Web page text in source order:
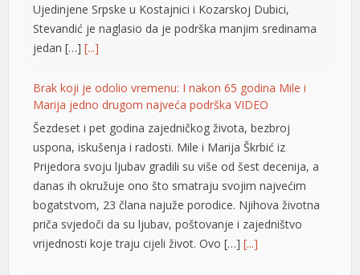
Ujedinjene Srpske u Kostajnici i Kozarskoj Dubici,
Stevandić je naglasio da je podrška manjim sredinama
jedan […][...]
Brak koji je odolio vremenu: I nakon 65 godina Mile i
Marija jedno drugom najveća podrška VIDEO
Šezdeset i pet godina zajedničkog života, bezbroj
uspona, iskušenja i radosti. Mile i Marija Škrbić iz
Prijedora svoju ljubav gradili su više od šest decenija, a
danas ih okružuje ono što smatraju svojim najvećim
bogatstvom, 23 člana najuže porodice. Njihova životna
priča svjedoči da su ljubav, poštovanje i zajedništvo
vrijednosti koje traju cijeli život. Ovo […][...]